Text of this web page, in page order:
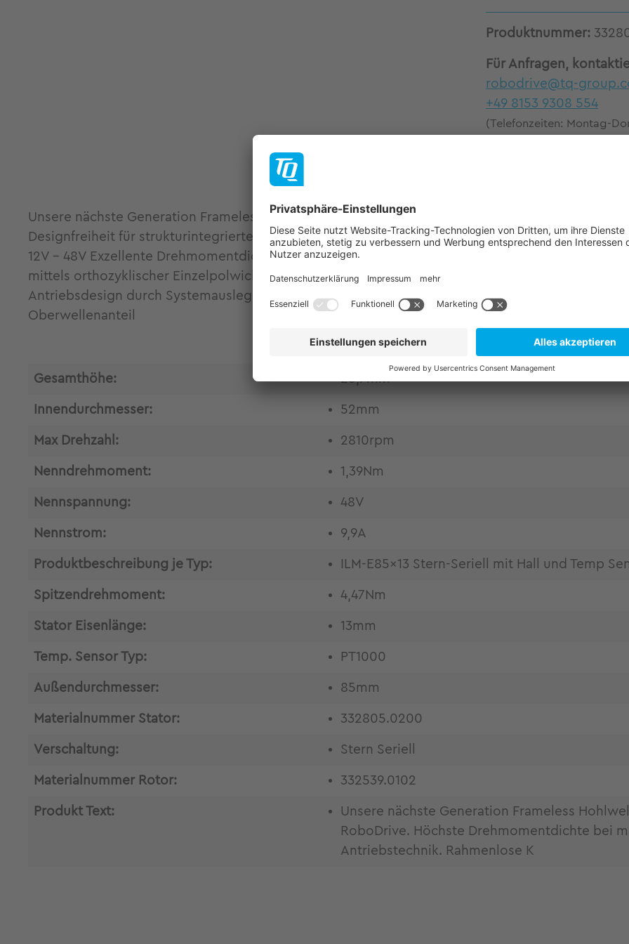
Produktnummer:
Für Anfragen,
robodrive@tq-
+49 8153 9308 554
(Telefonzeiten: Montag-
Unsere nächste Generation Frameless Hohlwellen-Servomotoren ILM-E85x13 von TQ-
Designfreiheit für strukturintegrierte Antriebstechnik. Rahmenlose Konstruktion für hohe
12V - 48V Exzellente Drehmomentdichte zu einem attraktiven Preis-Leistungs-Verhältnis
mittels orthozyklischer Einzelpolwicklung Thermisch optimales Aktuatordesign durch
Antriebsdesign durch Systemauslegung mittels Lastprofilanalyse Optimale Regelbarkeit durch
Oberwellenanteil
Gesamthöhe: 25,7mm
Innendurchmesser: 52mm
Max Drehzahl: 2810rpm
Nenndrehmoment: 1,39Nm
Nennspannung: 48V
Nennstrom: 9,9A
Produktbeschreibung je Typ: ILM-E85x13 Stern-Seriell mit Hall und Temp
Spitzendrehmoment: 4,47Nm
Stator Eisenlänge: 13mm
Temp. Sensor Typ: PT1000
Außendurchmesser: 85mm
Materialnummer Stator: 332805.0200
Verschaltung: Stern Seriell
Materialnummer Rotor: 332539.0102
Produkt Text:
Unsere nächste Generation Frameless
RoboDrive. Höchste Drehmomentdichte bei
Antriebstechnik. Rahmenlose K